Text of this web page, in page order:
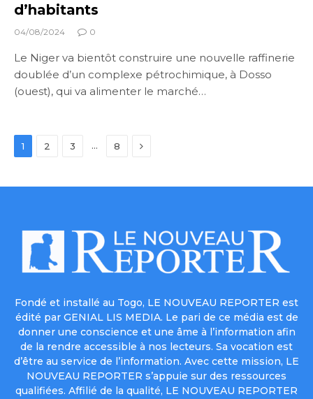
d’habitants
04/08/2024 0
Le Niger va bientôt construire une nouvelle raffinerie
doublée d’un complexe pétrochimique, à Dosso
(ouest), qui va alimenter le marché…
1 2 3 … 8 Next
Fondé et installé au Togo, LE NOUVEAU REPORTER est
édité par GENIAL LIS MEDIA. Le pari de ce média est de
donner une conscience et une âme à l’information afin
de la rendre accessible à nos lecteurs. Sa vocation est
d’être au service de l’information. Avec cette mission, LE
NOUVEAU REPORTER s’appuie sur des ressources
qualifiées. Affilié de la qualité, LE NOUVEAU REPORTER